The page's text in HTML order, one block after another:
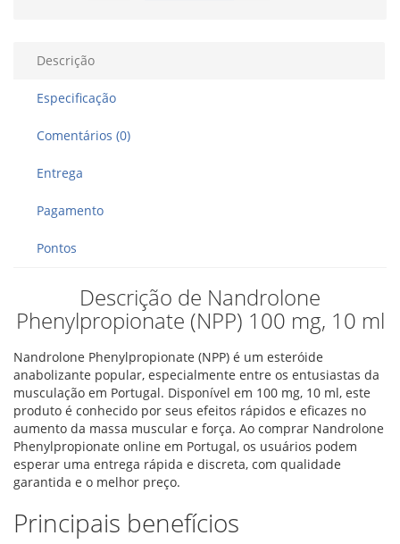
Descrição
Especificação
Comentários (0)
Entrega
Pagamento
Pontos
Descrição de Nandrolone
Phenylpropionate (NPP) 100 mg, 10 ml
Nandrolone Phenylpropionate (NPP) é um esteróide
anabolizante popular, especialmente entre os entusiastas da
musculação em Portugal. Disponível em 100 mg, 10 ml, este
produto é conhecido por seus efeitos rápidos e eficazes no
aumento da massa muscular e força. Ao comprar Nandrolone
Phenylpropionate online em Portugal, os usuários podem
esperar uma entrega rápida e discreta, com qualidade
garantida e o melhor preço.
Principais benefícios